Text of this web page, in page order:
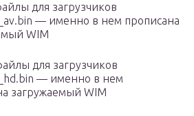
для загрузчиков
— именно в нем прописана
WIM
для загрузчиков
— именно в нем
загружаемый WIM